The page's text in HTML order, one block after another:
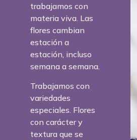
trabajamos con
materia viva. Las
flores cambian
estación a
estación, incluso
semana a semana.
Trabajamos con
variedades
especiales. Flores
con carácter y
textura que se